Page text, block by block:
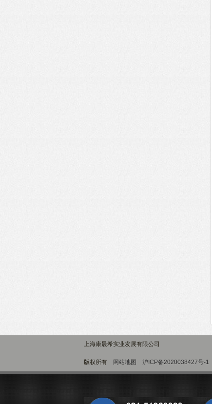
上海康晨希实业发展有限公司
版权所有 网站地图 沪ICP备2020038427号-1